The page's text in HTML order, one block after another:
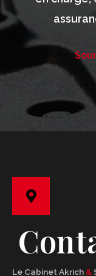
Le Cabinet Akrich &